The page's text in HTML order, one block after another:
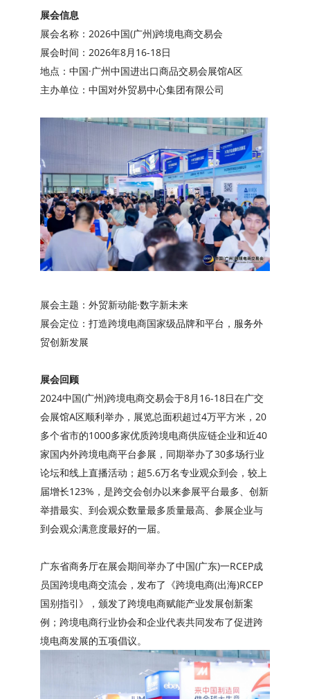
展会信息
展会名称：2026中国(广州)跨境电商交易会
展会时间：2026年8月16-18日
地点：中国·广州中国进出口商品交易会展馆A区
主办单位：中国对外贸易中心集团有限公司
展会主题：外贸新动能·数字新未来
展会定位：打造跨境电商国家级品牌和平台，服务外
贸创新发展
展会回顾
2024中国(广州)跨境电商交易会于8月16-18日在广交
会展馆A区顺利举办，展览总面积超过4万平方米，20
多个省市的1000多家优质跨境电商供应链企业和近40
家国内外跨境电商平台参展，同期举办了30多场行业
论坛和线上直播活动；超5.6万名专业观众到会，较上
届增长123%，是跨交会创办以来参展平台最多、创新
举措最实、到会观众数量最多质量最高、参展企业与
到会观众满意度最好的一届。
广东省商务厅在展会期间举办了中国(广东)一RCEP成
员国跨境电商交流会，发布了《跨境电商(出海)RCEP
国别指引》，颁发了跨境电商赋能产业发展创新案
例；跨境电商行业协会和企业代表共同发布了促进跨
境电商发展的五项倡议。